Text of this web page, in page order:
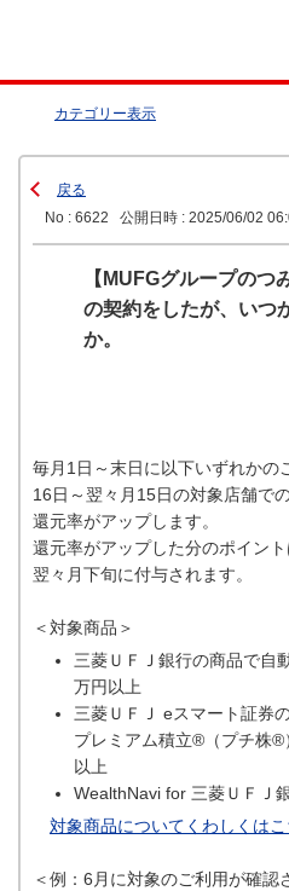
カテゴリー表示
戻る
No : 6622
公開日時 : 2025/06/02
【MUFGグループのつ
の契約をしたが、いつ
か。
毎月1日～末日に以下いずれかの
16日～翌々月15日の対象店舗で
還元率がアップします。
還元率がアップした分のポイン
翌々月下旬に付与されます。
＜対象商品＞
三菱ＵＦＪ銀行の商品で自
万円以上
三菱ＵＦＪ eスマート証券
プレミアム積立®（プチ株®
以上
WealthNavi for 三菱ＵＦＪ
対象商品についてくわしくはこ
＜例：6月に対象のご利用が確認